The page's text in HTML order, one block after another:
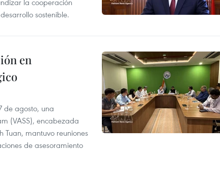
la cooperación
sostenible.
en
de agosto, una
(VASS), encabezada
Tuan, mantuvo reuniones
de asesoramiento